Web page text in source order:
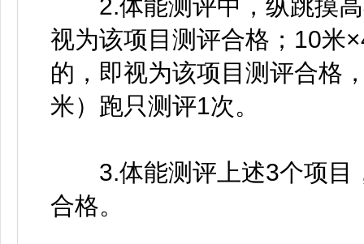
2.体能测评中，纵跳摸高
视为该项目测评合格；10米
的，即视为该项目测评合格
米）跑只测评1次。
3.体能测评上述3个项目
合格。